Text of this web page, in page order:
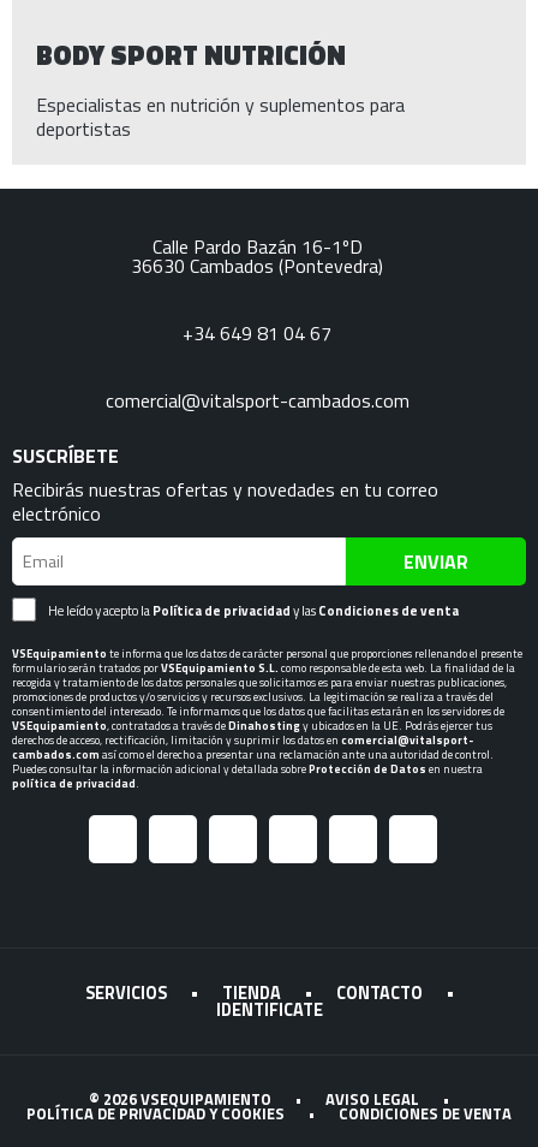
BODY SPORT NUTRICIÓN
Especialistas en nutrición y suplementos para
deportistas
Calle Pardo Bazán 16-1ºD
36630 Cambados (Pontevedra)
+34 649 81 04 67
comercial@vitalsport-cambados.com
SUSCRÍBETE
Recibirás nuestras ofertas y novedades en tu correo
electrónico
ENVIAR
He leído y acepto laPolítica de privacidady lasCondiciones de venta
VSEquipamiento te informa que los datos de carácter personal que proporciones rellenando el presente
formulario serán tratados porVSEquipamiento S.L. como responsable de esta web. La finalidad de la
recogida y tratamiento de los datos personales que solicitamos es para enviar nuestras publicaciones,
promociones de productos y/o servicios y recursos exclusivos. La legitimación se realiza a través del
consentimiento del interesado. Te informamos que los datos que facilitas estarán en los servidores de
VSEquipamiento, contratados a través deDinahostingy ubicados en la UE. Podrás ejercer tus
derechos de acceso, rectificación, limitación y suprimir los datos en comercial@vitalsport-
cambados.com así como el derecho a presentar una reclamación ante una autoridad de control.
Puedes consultar la información adicional y detallada sobreProtección de Datos en nuestra
política de privacidad.
SERVICIOS • TIENDA • CONTACTO •
IDENTIFICATE
© 2026 VSEQUIPAMIENTO • AVISO LEGAL •
POLÍTICA DE PRIVACIDAD Y COOKIES • CONDICIONES DE VENTA